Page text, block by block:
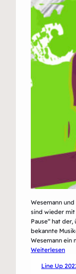
Wesemann
sind wieder mit
Pause“ hat
bekannte
Wesemann ein
Weiterlesen:
und
Line Up